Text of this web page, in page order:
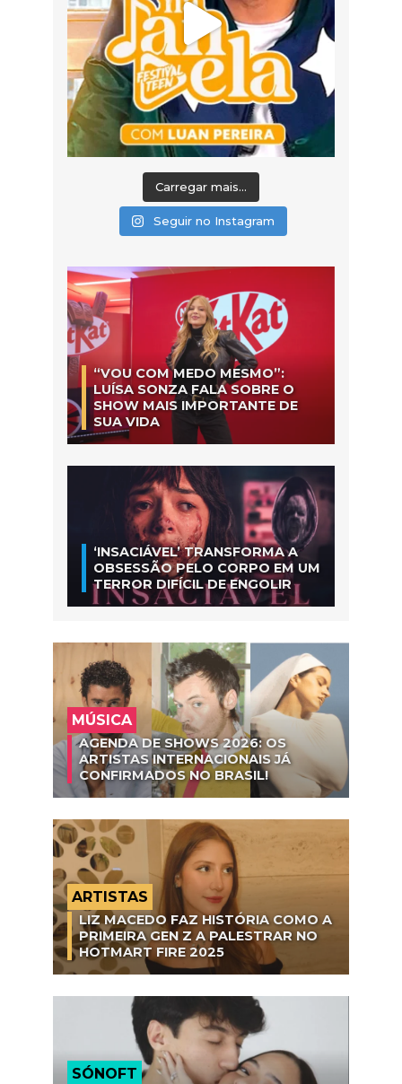
Carregar mais...
Seguir no Instagram
“VOU COM MEDO MESMO”:
LUÍSA SONZA FALA SOBRE O
SHOW MAIS IMPORTANTE DE
SUA VIDA
‘INSACIÁVEL’ TRANSFORMA A
OBSESSÃO PELO CORPO EM UM
TERROR DIFÍCIL DE ENGOLIR
MÚSICA
AGENDA DE SHOWS 2026: OS
ARTISTAS INTERNACIONAIS JÁ
CONFIRMADOS NO BRASIL!
ARTISTAS
LIZ MACEDO FAZ HISTÓRIA COMO A
PRIMEIRA GEN Z A PALESTRAR NO
HOTMART FIRE 2025
SÓNOFT